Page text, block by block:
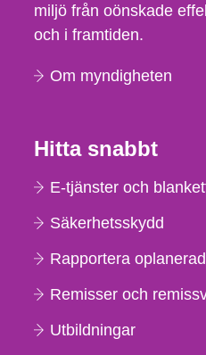
miljö från oönskade
och i framtiden.
Om myndigheten
Hitta snabbt
E-tjänster och
Säkerhetsskydd
Rapportera
Remisser och
Utbildningar